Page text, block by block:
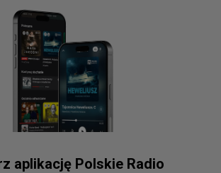
aplikację Polskie Radio